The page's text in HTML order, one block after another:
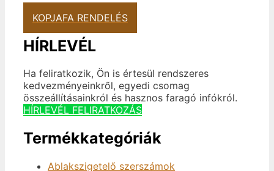
KOPJAFA RENDELÉS
HÍRLEVÉL
Ha feliratkozik, Ön is értesül rendszeres
kedvezményeinkről, egyedi csomag
összeállításainkról és hasznos faragó infókról.
HÍRLEVÉL FELIRATKOZÁS
Termékkategóriák
Ablakszigetelő szerszámok